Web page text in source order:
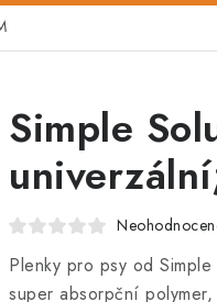
Simple
Plenky pro psy od
super absorpční